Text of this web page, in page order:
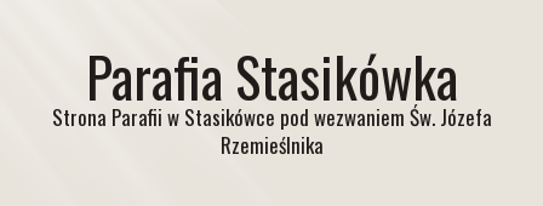
Parafia Stasikówka
Strona Parafii w Stasikówce pod wezwaniem Św. Józefa
Rzemieślnika